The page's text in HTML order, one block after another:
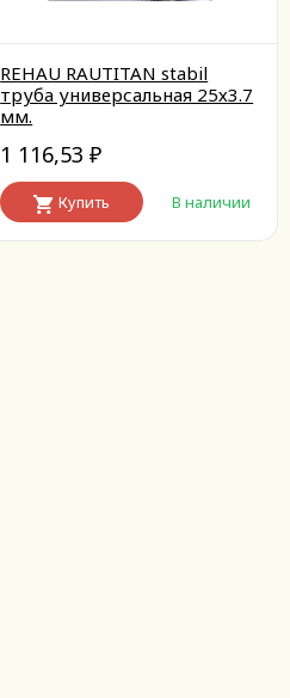
REHAU RAUTITAN stabil
труба универсальная 25х3.7
мм.
1 116,53₽
Купить В наличии